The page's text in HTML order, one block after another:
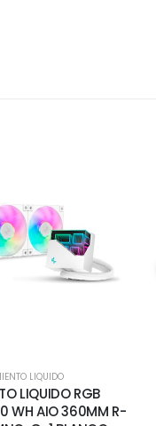
LIQUIDO
LIQUIDO RGB
WH AIO 360MM R-